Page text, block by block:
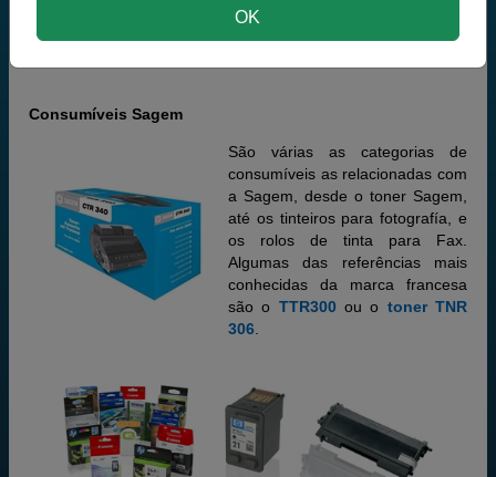
Consumíveis Sagem
São várias as categorias de
consumíveis as relacionadas com
a Sagem, desde o toner Sagem,
até os tinteiros para fotografía, e
os rolos de tinta para Fax.
Algumas das referências mais
conhecidas da marca francesa
são o TTR300ou o toner TNR
306
OK